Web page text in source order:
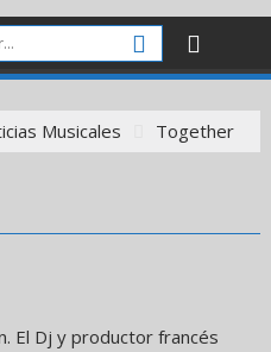
Musicales Together
El Dj y productor francés